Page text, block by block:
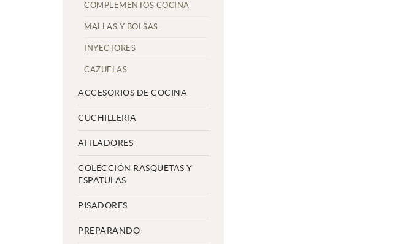
COMPLEMENTOS COCINA
MALLAS Y BOLSAS
INYECTORES
CAZUELAS
ACCESORIOS DE COCINA
CUCHILLERIA
AFILADORES
COLECCIÓN RASQUETAS Y
ESPATULAS
PISADORES
PREPARANDO